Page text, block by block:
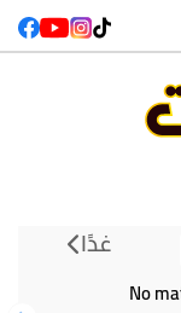
غدًا
No